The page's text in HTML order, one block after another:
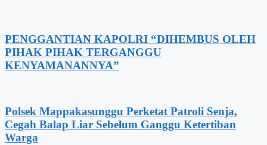
PENGGANTIAN KAPOLRI “DIHEMBUS OLEH
PIHAK PIHAK TERGANGGU
KENYAMANANNYA”
Polsek Mappakasunggu Perketat Patroli Senja,
Cegah Balap Liar Sebelum Ganggu Ketertiban
Warga